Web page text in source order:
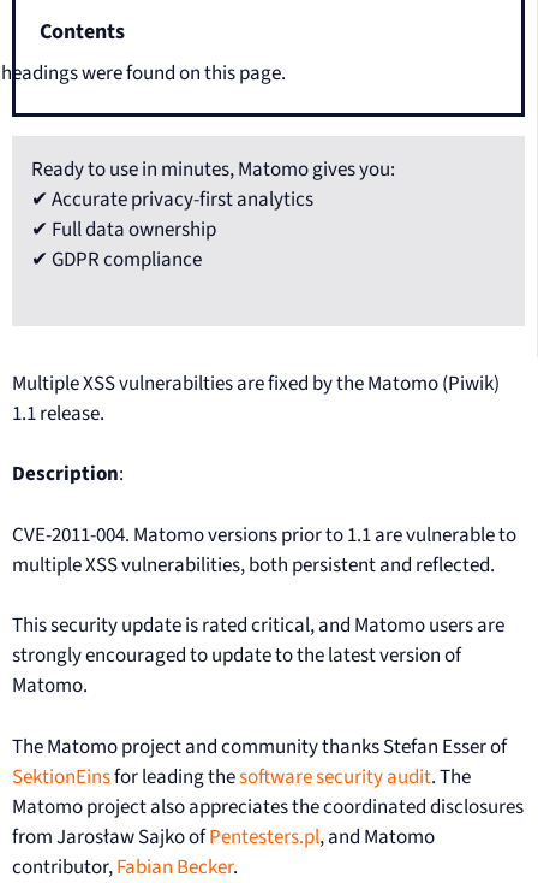
Contents
were found on this page.
Ready to use in minutes, Matomo gives you:
✔ Accurate privacy-first analytics
✔ Full data ownership
✔ GDPR compliance
Multiple XSS vulnerabilties are fixed by the Matomo (Piwik)
1.1 release.
Description:
CVE-2011-004. Matomo versions prior to 1.1 are vulnerable to
multiple XSS vulnerabilities, both persistent and reflected.
This security update is rated critical, and Matomo users are
strongly encouraged to update to the latest version of
Matomo.
The Matomo project and community thanks Stefan Esser of
SektionEinsfor leading thesoftware security audit. The
Matomo project also appreciates the coordinated disclosures
from Jarosław Sajko ofPentesters.pl, and Matomo
contributor,Fabian Becker.